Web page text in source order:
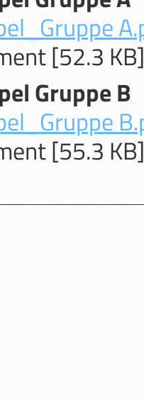
[52.3 KB]
Gruppe B
[55.3 KB]